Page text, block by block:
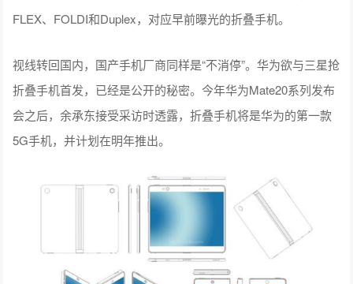
FLEX、FOLDI和Duplex，对应早前曝光的折叠手机。
视线转回国内，国产手机厂商同样是“不消停”。华为欲与三星抢
折叠手机首发，已经是公开的秘密。今年华为Mate20系列发布
会之后，余承东接受采访时透露，折叠手机将是华为的第一款
5G手机，并计划在明年推出。